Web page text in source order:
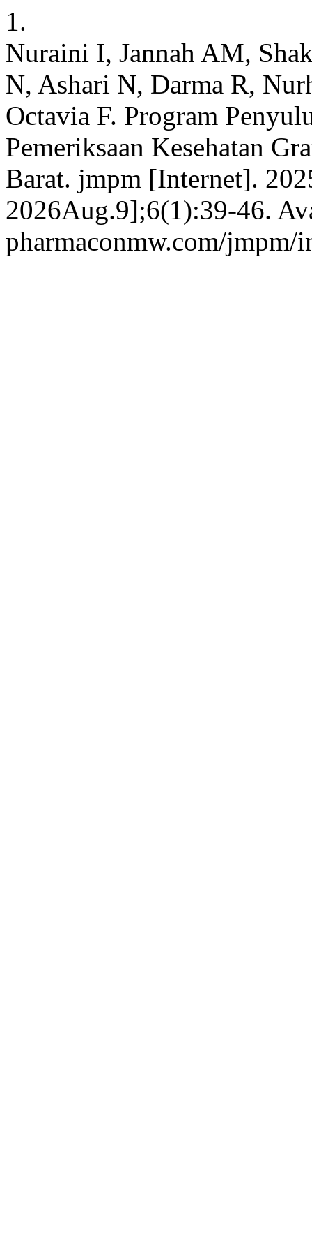
1.
Nuraini I, Jannah AM,
N, Ashari N, Darma R,
Octavia F. Program
Pemeriksaan Kesehatan
Barat. jmpm [Internet].
2026Aug.9];6(1):39-46.
pharmaconmw.com/